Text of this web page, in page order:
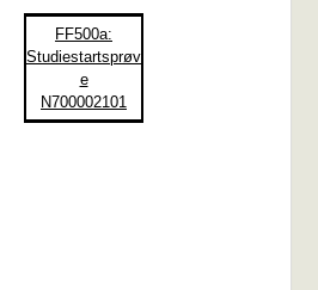
FF500a:
Studiestartsprøv
e
N700002101